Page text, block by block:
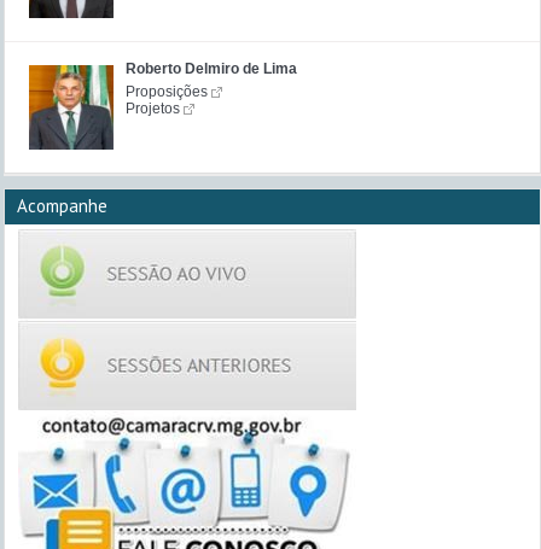
Roberto Delmiro de Lima
Proposições
Projetos
Acompanhe